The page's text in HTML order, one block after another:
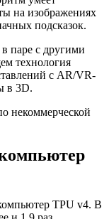
на изображениях
подсказок.
паре с другими
технология
с AR/VR-
в 3D.
некоммерческой
TPU v4. В